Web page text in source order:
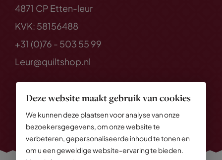
Deze website maakt gebruik van cookies
We kunnen deze plaatsen voor analyse van onze
bezoekersgegevens, om onze website te
verbeteren, gepersonaliseerde inhoud te tonen en
om u een geweldige website-ervaring te bieden.
4871 CP Etten-leur
KVK: 58156488
+31 (0)76 - 503 55 99
Leur@quiltshop.nl